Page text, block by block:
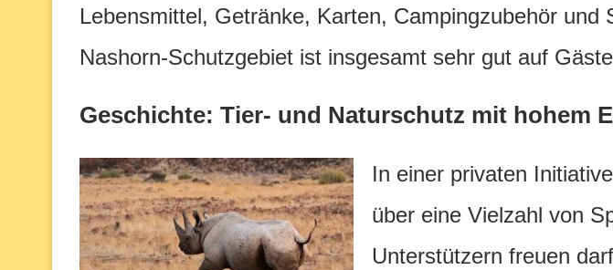
Lebensmittel, Getränke, Karten, Campingzubehör und
Nashorn-Schutzgebiet ist insgesamt sehr gut auf
Geschichte: Tier- und Naturschutz mit hohem
In einer privaten
über eine Vielzahl von
Unterstützern freuen